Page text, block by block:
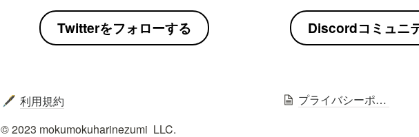
Twitterをフォローする Discordコミュニ
🖋️ 利用規約 プライバシーポリシー
© 2023 mokumokuharinezumi  LLC.